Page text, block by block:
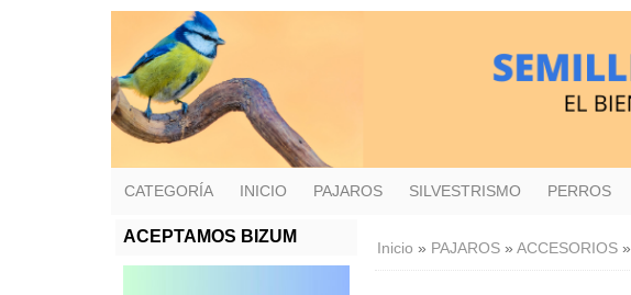
CATEGORÍA INICIO PAJAROS SILVESTRISMO PERROS
ACEPTAMOS BIZUM
Inicio » PAJAROS» ACCESORIOS»